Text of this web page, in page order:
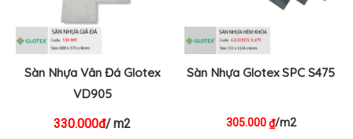
Sàn Nhựa Vân Đá Glotex
VD905
330.000đ/ m2
Sàn Nhựa Glotex SPC S475
305.000₫/m2